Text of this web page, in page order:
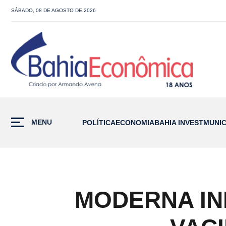
SÁBADO, 08 DE AGOSTO DE 2026
MENU POLÍTICAECONOMIABAHIA INVEST
MODERNA